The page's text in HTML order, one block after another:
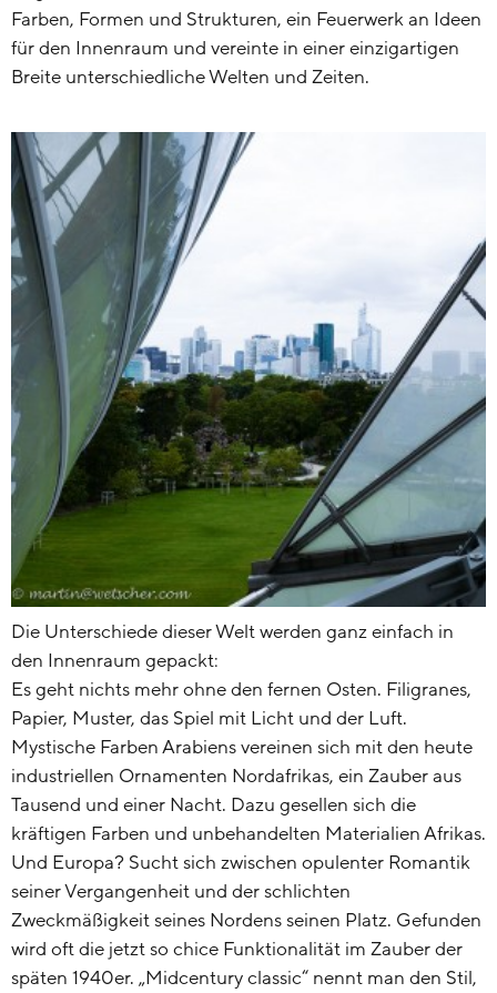
Farben, Formen und Strukturen, ein Feuerwerk an Ideen
für den Innenraum und vereinte in einer einzigartigen
Breite unterschiedliche Welten und Zeiten.
Die Unterschiede dieser Welt werden ganz einfach in
den Innenraum gepackt:
Es geht nichts mehr ohne den fernen Osten. Filigranes,
Papier, Muster, das Spiel mit Licht und der Luft.
Mystische Farben Arabiens vereinen sich mit den heute
industriellen Ornamenten Nordafrikas, ein Zauber aus
Tausend und einer Nacht. Dazu gesellen sich die
kräftigen Farben und unbehandelten Materialien Afrikas.
Und Europa? Sucht sich zwischen opulenter Romantik
seiner Vergangenheit und der schlichten
Zweckmäßigkeit seines Nordens seinen Platz. Gefunden
wird oft die jetzt so chice Funktionalität im Zauber der
späten 1940er. „Midcentury classic“ nennt man den Stil,